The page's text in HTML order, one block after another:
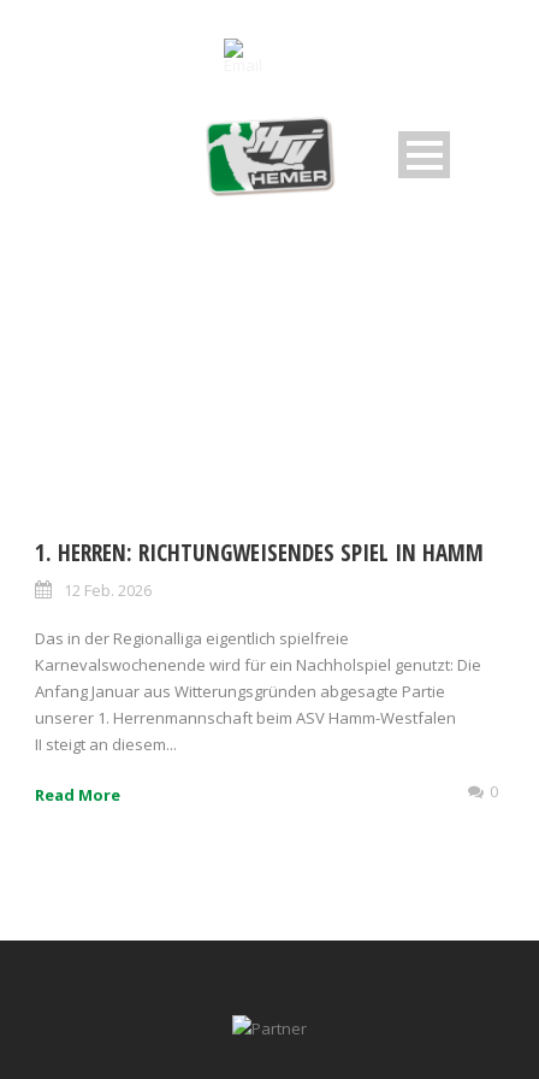
1. HERREN: RICHTUNGWEISENDES SPIEL IN HAMM
12 Feb. 2026
Das in der Regionalliga eigentlich spielfreie
Karnevalswochenende wird für ein Nachholspiel genutzt: Die
Anfang Januar aus Witterungsgründen abgesagte Partie
unserer 1. Herrenmannschaft beim ASV Hamm-Westfalen
II steigt an diesem...
Read More 0